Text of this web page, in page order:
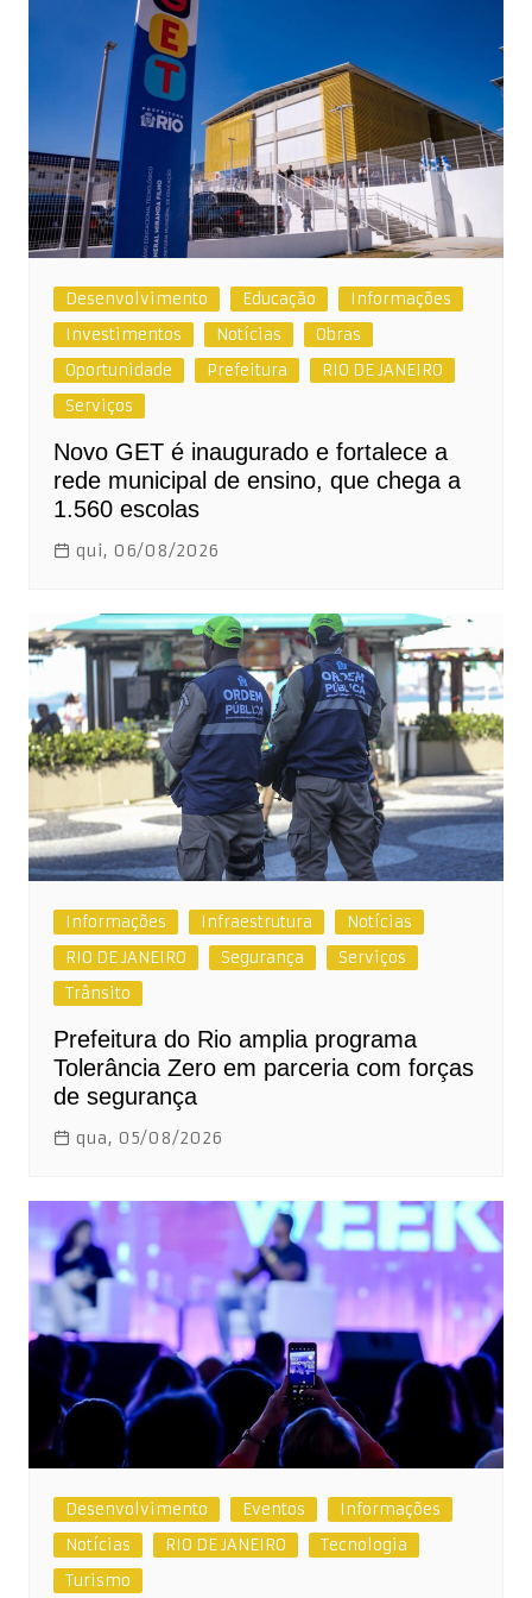
Desenvolvimento Educação
Informações
Investimentos
Notícias
Obras
Oportunidade
Prefeitura
RIO DE JANEIRO
Serviços
Novo GET é inaugurado e fortalece a
rede municipal de ensino, que chega a
1.560 escolas
qui, 06/08/2026
Informações Infraestrutura
Notícias
RIO DE JANEIRO
Segurança
Serviços
Trânsito
Prefeitura do Rio amplia programa
Tolerância Zero em parceria com forças
de segurança
qua, 05/08/2026
Desenvolvimento Eventos
Informações
Notícias
RIO DE JANEIRO
Tecnologia
Turismo